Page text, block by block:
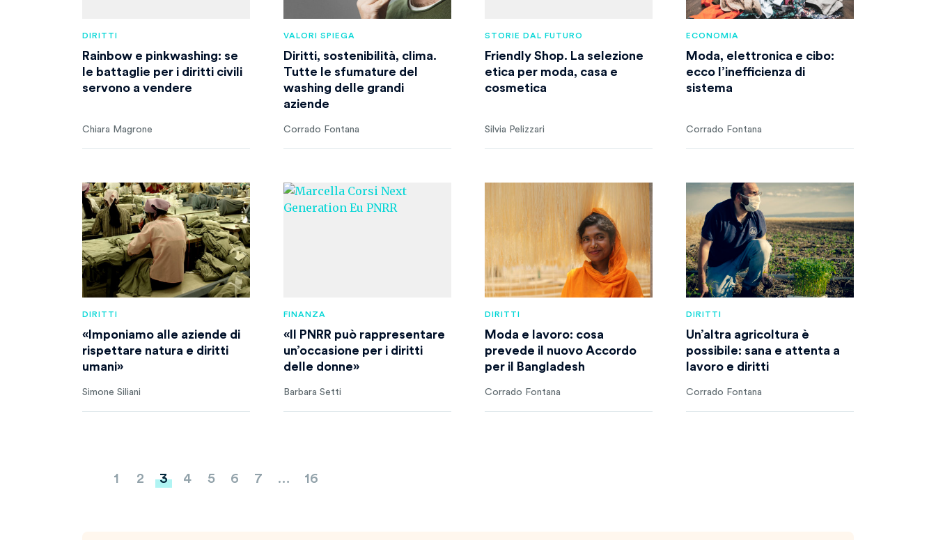
DIRITTI
Rainbow e pinkwashing: se
le battaglie per i diritti civili
servono a vendere
Chiara Magrone
VALORI SPIEGA
Diritti, sostenibilità, clima.
Tutte le sfumature del
washing delle grandi
aziende
Corrado Fontana
STORIE DAL FUTURO
Friendly Shop. La selezione
etica per moda, casa e
cosmetica
Silvia Pelizzari
ECONOMIA
Moda, elettronica e cibo:
ecco l’inefficienza di
sistema
Corrado Fontana
DIRITTI
«Imponiamo alle aziende di
rispettare natura e diritti
umani»
Simone Siliani
FINANZA
«Il PNRR può rappresentare
un’occasione per i diritti
delle donne»
Barbara Setti
DIRITTI
Moda e lavoro: cosa
prevede il nuovo Accordo
per il Bangladesh
Corrado Fontana
DIRITTI
Un’altra agricoltura è
possibile: sana e attenta a
lavoro e diritti
Corrado Fontana
Paginazione
1 2 3 4 5 6 7 … 16